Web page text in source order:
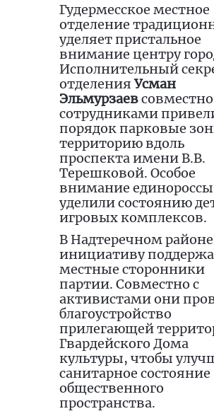
Гудермесское местное
отделение
уделяет пристальное
внимание центру
Исполнительный
отделения Усман
Эльмурзаевсовместно
сотрудниками
порядок парковые
территорию вдоль
проспекта имени В.В.
Терешковой. Особое
внимание единороссы
уделили состоянию
игровых комплексов.
В Надтеречном районе
инициативу
местные сторонники
партии. Совместно с
активистами они
благоустройство
прилегающей
Гвардейского Дома
культуры, чтобы
санитарное состояние
общественного
пространства.